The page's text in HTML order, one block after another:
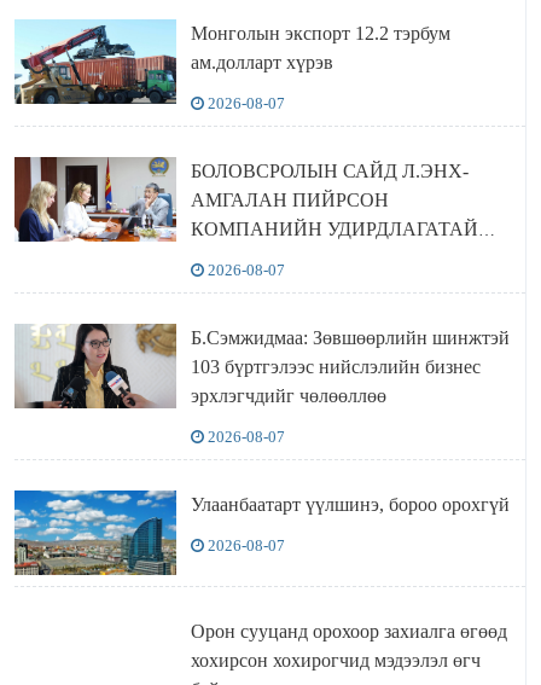
Монголын экспорт 12.2 тэрбум
ам.долларт хүрэв
2026-08-07
БОЛОВСРОЛЫН САЙД Л.ЭНХ-
АМГАЛАН ПИЙРСОН
КОМПАНИЙН УДИРДЛАГАТАЙ
2026-08-07
Б.Сэмжидмаа: Зөвшөөрлийн шинжтэй
103 бүртгэлээс нийслэлийн бизнес
эрхлэгчдийг чөлөөллөө
2026-08-07
Улаанбаатарт үүлшинэ, бороо орохгүй
2026-08-07
Орон сууцанд орохоор захиалга өгөөд
хохирсон хохирогчид мэдээлэл өгч